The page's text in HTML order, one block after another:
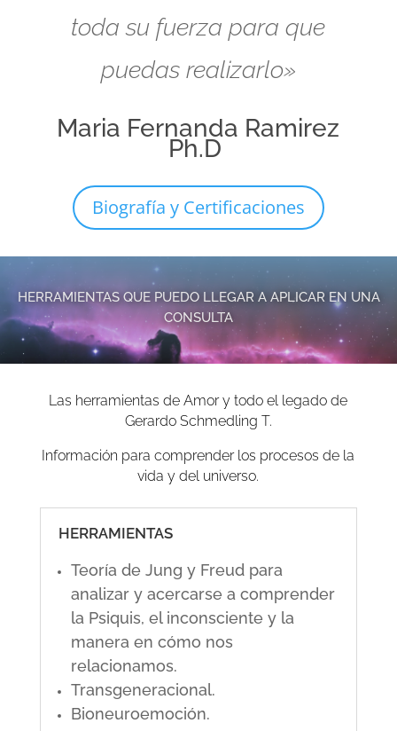
toda su fuerza para que
puedas realizarlo»
Maria Fernanda Ramirez
Ph.D
Biografía y Certificaciones
HERRAMIENTAS QUE PUEDO LLEGAR A APLICAR EN UNA
CONSULTA
Las herramientas de Amor y todo el legado de
Gerardo Schmedling T.
Información para comprender los procesos de la
vida y del universo.
HERRAMIENTAS
Teoría de Jung y Freud para
analizar y acercarse a comprender
la Psiquis, el inconsciente y la
manera en cómo nos
relacionamos.
Transgeneracional.
Bioneuroemoción.